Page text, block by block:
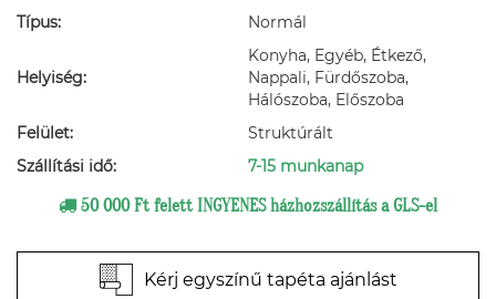
Típus:
Normál
Helyiség:
Konyha, Egyéb, Étkező,
Nappali, Fürdőszoba,
Hálószoba, Előszoba
Felület:
Struktúrált
Szállítási idő:
7-15 munkanap
50 000 Ft felett INGYENES házhozszállítás a GLS-el
Kérj egyszínű tapéta ajánlást